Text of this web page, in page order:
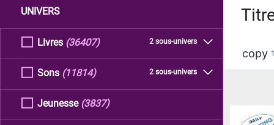
UNIVERS
Livres 2 sous-univers
(36407)
Sons 2 sous-univers
(11814)
Jeunesse (3837)
copy